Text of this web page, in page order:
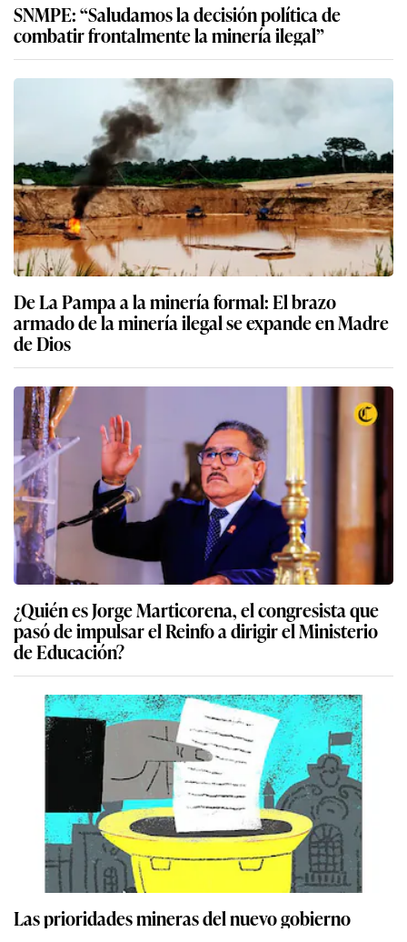
SNMPE: “Saludamos la decisión política de
combatir frontalmente la minería ilegal”
De La Pampa a la minería formal: El brazo
armado de la minería ilegal se expande en Madre
de Dios
¿Quién es Jorge Marticorena, el congresista que
pasó de impulsar el Reinfo a dirigir el Ministerio
de Educación?
Las prioridades mineras del nuevo gobierno